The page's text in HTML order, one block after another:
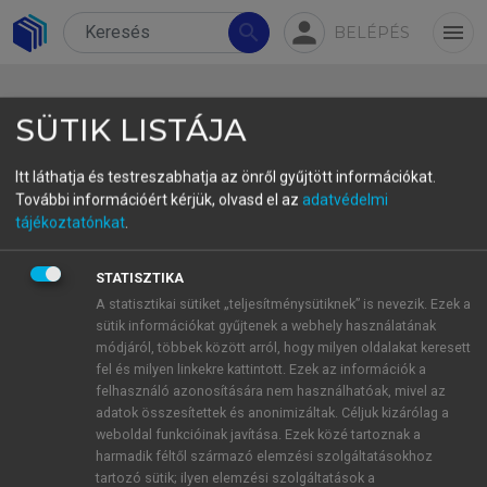
search person BELÉPÉS menu
1.1. A monográfia témája és
célkitűzése
A monográfia célja, hogy a funkcionális kognitív
pragmatika szemléletét (Verschueren 1999;Croft
Verschueren–Östman eds. 2009;Sinha 2014;
Tátrai 2017a) érvényesítve elméletileg,
módszertanilag és empirikusan egyaránt
megalapozott leírását adja a számítógép
közvetítette diskurzusok (vö.Herring–Stein–
SÜTIK LISTÁJA
Itt láthatja és testreszabhatja az önről gyűjtött információkat.
További információért kérjük, olvasd el az adatvédelmi
tájékoztatónkat.
STATISZTIKA
A statisztikai sütiket „teljesítménysütiknek” is nevezik. Ezek a
sütik információkat gyűjtenek a webhely használatának
módjáról, többek között arról, hogy milyen oldalakat keresett
fel és milyen linkekre kattintott. Ezek az információk a
felhasználó azonosítására nem használhatóak, mivel az
adatok összesítettek és anonimizáltak. Céljuk kizárólag a
weboldal funkcióinak javítása. Ezek közé tartoznak a
harmadik féltől származó elemzési szolgáltatásokhoz
tartozó sütik; ilyen elemzési szolgáltatások a